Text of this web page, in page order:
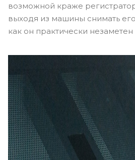
возможной краже
выходя из машины снимать
как он практически